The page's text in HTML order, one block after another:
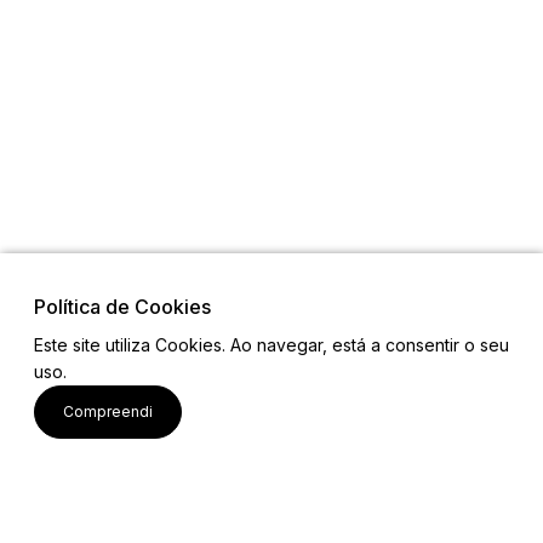
Política de Cookies
Este site utiliza Cookies. Ao navegar, está a consentir o seu
uso.
Compreendi
Links
Mapa do Site
Equipa